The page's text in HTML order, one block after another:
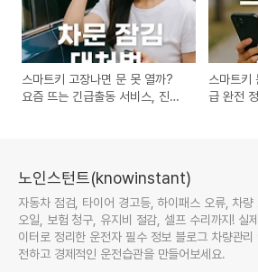
스마트키 고장나면 문 못 열까?
요즘 뜨는 긴급출동 서비스, 진짜
스마트키
급 완전
노인스턴트(knowinstant)
자동차 점검, 타이어 경고등, 하이패스 오류, 차량
오일, 보험 청구, 유지비 절감, 셀프 수리까지! 실
이터로 정리한 운전자 필수 정보 블로그 차량관리
전하고 경제적인 운전습관을 만들어보세요.